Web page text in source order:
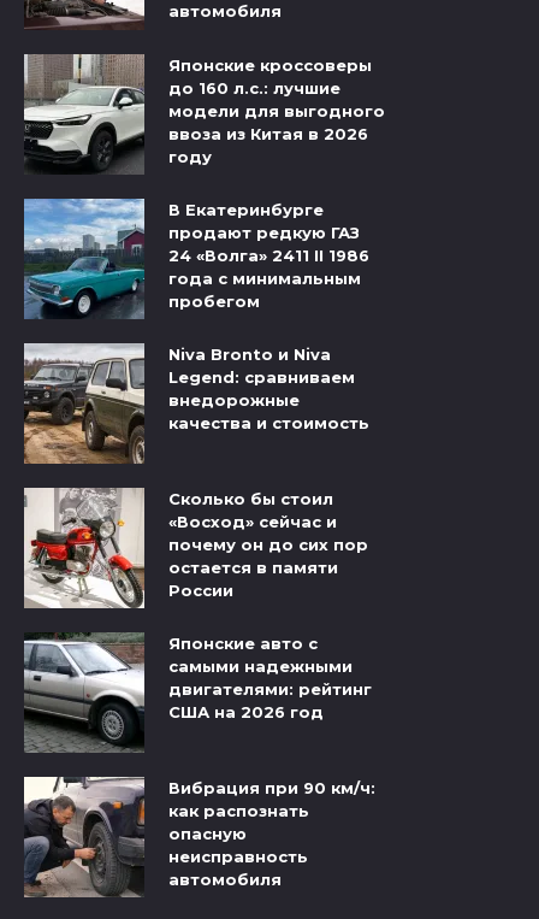
автомобиля
Японские кроссоверы
до 160 л.с.: лучшие
модели для выгодного
ввоза из Китая в 2026
году
В Екатеринбурге
продают редкую ГАЗ
24 «Волга» 2411 II 1986
года с минимальным
пробегом
Niva Bronto и Niva
Legend: сравниваем
внедорожные
качества и стоимость
Сколько бы стоил
«Восход» сейчас и
почему он до сих пор
остается в памяти
России
Японские авто с
самыми надежными
двигателями: рейтинг
США на 2026 год
Вибрация при 90 км/ч:
как распознать
опасную
неисправность
автомобиля